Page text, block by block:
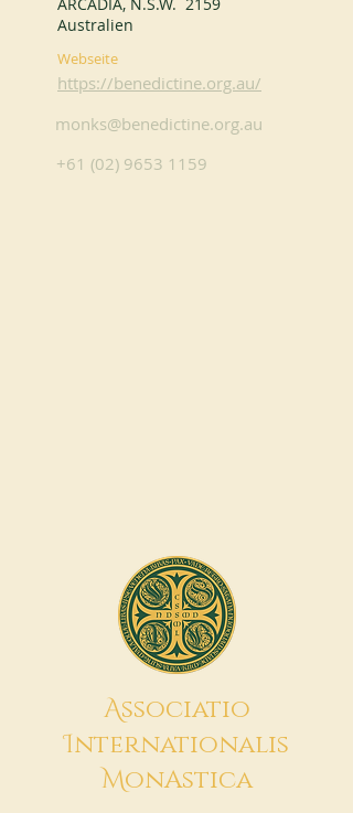
Australien
Webseite
https://benedictine.org.au/
monks@benedictine.org.au
+61 (02) 9653 1159
Associatio
Internationalis
MonAstica